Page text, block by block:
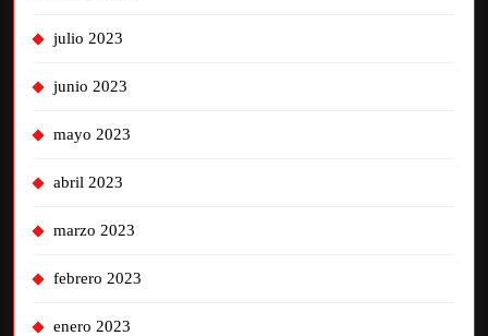
julio 2023
junio 2023
mayo 2023
abril 2023
marzo 2023
febrero 2023
enero 2023